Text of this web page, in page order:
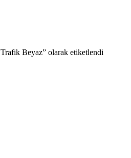
Beyaz” olarak etiketlendi